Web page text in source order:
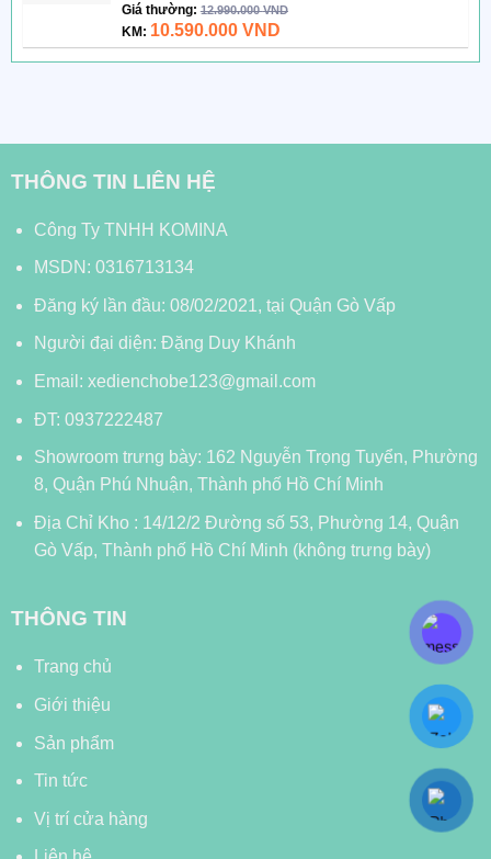
Được
xếp
hạng
0
Giá thường:12.990.000VND
KM: 10.590.000 VND
THÔNG TIN LIÊN HỆ
Công Ty TNHH KOMINA
MSDN: 0316713134
Đăng ký lần đầu: 08/02/2021, tại Quận Gò Vấp
Người đại diện: Đặng Duy Khánh
Email: xedienchobe123@gmail.com
ĐT: 0937222487
Showroom trưng bày: 162 Nguyễn Trọng Tuyển, Phường
8, Quận Phú Nhuận, Thành phố Hồ Chí Minh
Địa Chỉ Kho : 14/12/2 Đường số 53, Phường 14, Quận
Gò Vấp, Thành phố Hồ Chí Minh (không trưng bày)
THÔNG TIN
Trang chủ
Giới thiệu
Sản phẩm
Tin tức
Vị trí cửa hàng